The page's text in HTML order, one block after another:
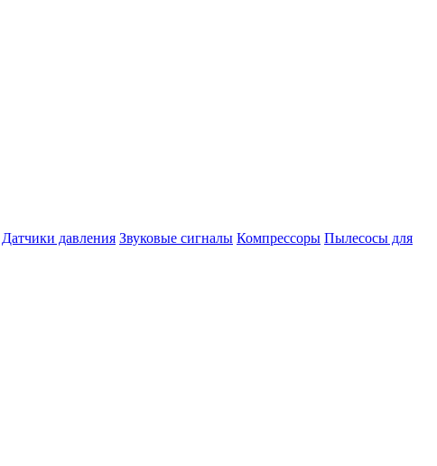
Датчики давления Звуковые сигналы Компрессоры Пылесосы для